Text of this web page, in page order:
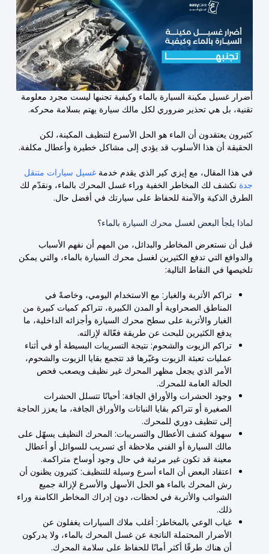
أضرار غسيل مكينة السيارة بالماء وكيفية تجنبها ليست مجرد معلومة
تقنية، بل هي تحذير ضروري لكل مالك سيارة يهتم بسلامة محركه.
كثيرون يعتقدون أن الماء هو الحل الأسرع لتنظيف المكينة، لكن
الحقيقة أن هذا الأسلوب قد يؤدي إلى مشاكل خطيرة وأعطال مكلفة.
في هذا المقال، مع إيزي كير الذي يقدم خدمة غسيل سيارات متنقل
جدة نكشف لك المخاطر الخفية وراء غسل المحرك بالماء، ونقدّم لك
الطرق الذكية والآمنة للحفاظ على سيارتك في أفضل حال.
لماذا يلجأ البعض لغسل محرك السيارة بالماء؟
قبل أن نستعرض المخاطر والبدائل، من المهم أن نفهم الأسباب
والدوافع التي تدفع الكثيرين لغسل محرك السيارة بالماء، والتي يمكن
تلخيصها في النقاط التالية:
تراكم الأتربة والغبار: مع الاستخدام اليومي، وخاصةً في
المناطق الصحراوية أو المدن الكبيرة، تتراكم كميات كبيرة من
الغبار والأتربة على سطح محرك السيارة وأجزائه الداخلية، ما
يدفع الكثيرين للبحث عن طريقة فعّالة لإزالته.
تراكم الزيوت والشحوم: نتيجة التسريبات البسيطة أو في أثناء
عمليات تعبئة الزيوت وغيّرها قد تتجمع بقايا الزيوت والشحوم،
الأمر الذي يجعل مظهر المحرك غير نظيف ويصعب فحص
الحالة العامة للمحرك.
وجود الحشرات والأوراق الجافة: أحيانًا تتسلل الحشرات
الصغيرة أو تتراكم بقايا النباتات والأوراق الجافة، ما يعزز الحاجة
إلى تنظيف دوري للمحرك.
سهولة كشف الأعطال والتسريبات: المحرك النظيف يسهّل على
مالك السيارة أو الفني ملاحظة أي تسريب للسوائل أو أعطال
معينة قد تكون غير مرئية في حال وجود أوساخ متراكمة.
اعتقاد البعض أن الماء أسرع وسيلة للتنظيف: كثيرون يظنون أن
رش المحرك بالماء هو الحل الأسهل والأسرع لإزالة جميع
الشوائب والأتربة في لحظات، دون إدراك المخاطر الكامنة وراء
ذلك.
غياب الوعي بالمخاطر: أغلب ملاك السيارات يغفلون عن
الأضرار المحتملة الناتجة عن غسل المحرك بالماء، ولا يدركون
أن هناك طرقًا أكثر أمانًا للحفاظ على سلامة المحرك.